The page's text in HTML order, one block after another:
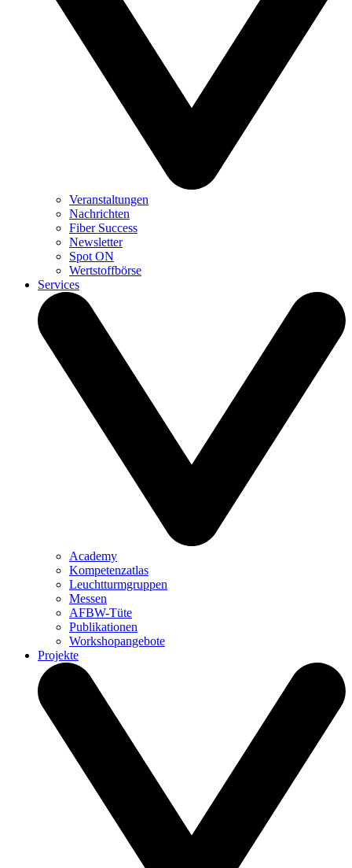
Veranstaltungen
Nachrichten
Fiber Success
Newsletter
Spot ON
Wertstoffbörse
Services
Academy
Kompetenzatlas
Leuchtturm­gruppen
Messen
AFBW-Tüte
Publikationen
Workshopangebote
Projekte